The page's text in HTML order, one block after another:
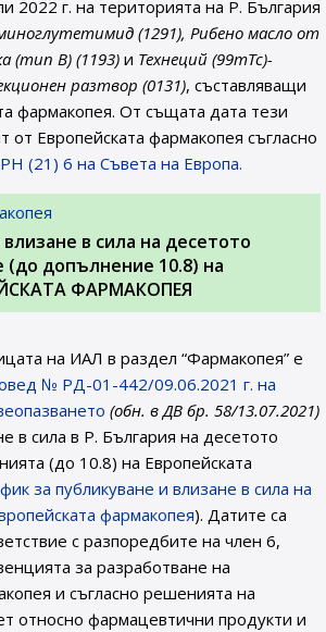
2022 г. на територията на Р. България
(1291), Рибено масло от
(тип В) (1193) и Технеций (99mTc)-
разтвор (0131), съставляващи
фармакопея. От същата дата тези
от Европейската фармакопея съгласно
(21) 6 на Съвета на Европа.
в сила на десетото
(до допълнение 10.8) на
ФАРМАКОПЕЯ
на ИАЛ в раздел “Фармакопея” е
№ РД-01-442/09.06.2021 г. на
(обн. в ДВ бр. 58/13.07.2021)
в сила в Р. България на десетото
(до 10.8) на Европейската
за публикуване и влизане в сила на
фармакопея). Датите са
с разпоредбите на член 6,
за разработване на
и съгласно решенията на
относно фармацевтични продукти и